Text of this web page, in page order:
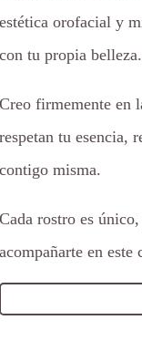
estética orofacial y
con tu propia belleza.
Creo firmemente en
respetan tu esencia,
contigo misma.
Cada rostro es
acompañarte en